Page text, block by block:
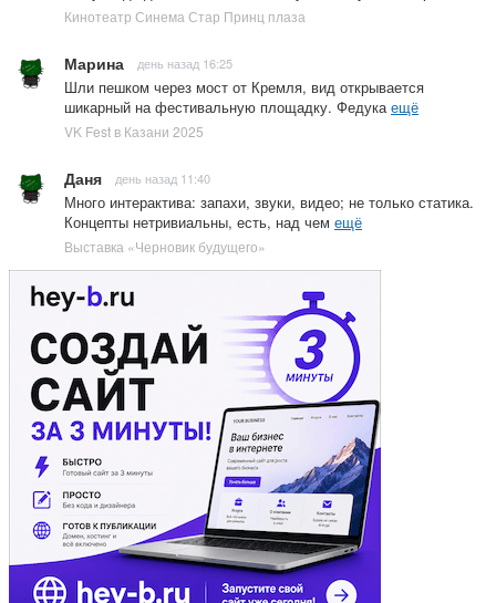
Кинотеатр Синема Стар Принц плаза
Марина день назад 16:25
Шли пешком через мост от Кремля, вид открывается
шикарный на фестивальную площадку. Федука ещё
VK Fest в Казани 2025
Даня день назад 11:40
Много интерактива: запахи, звуки, видео; не только статика.
Концепты нетривиальны, есть, над чем ещё
Выставка «Черновик будущего»